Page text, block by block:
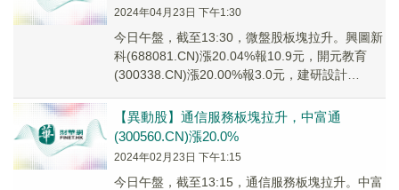
2024年04月23日 下午1:30
今日午盤，截至13:30，微盤股板塊拉升。興圖新
科(688081.CN)漲20.04%報10.9元，開元教育
(300338.CN)漲20.00%報3.0元，建研設計
【異動股】通信服務板塊拉升，中富通
(300560.CN)漲20.0%
2024年02月23日 下午1:15
今日午盤，截至13:15，通信服務板塊拉升。中富